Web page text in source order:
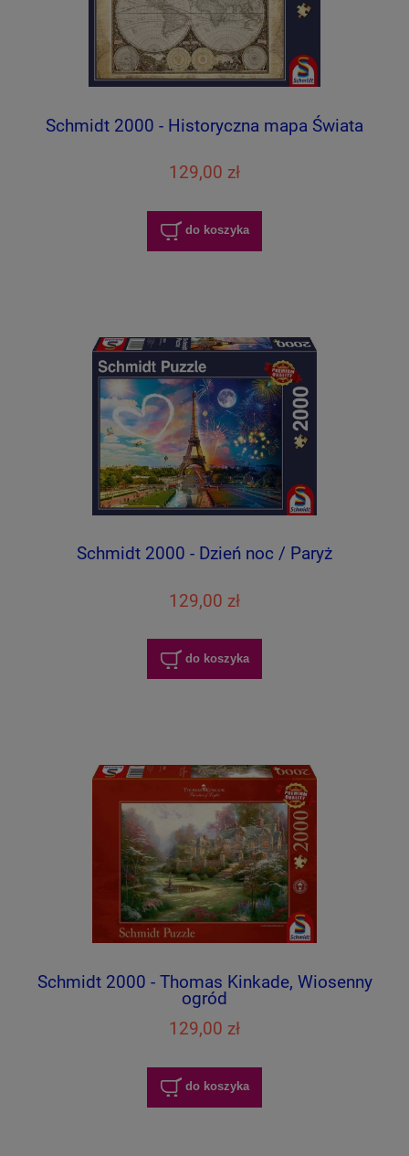
Schmidt 2000 - Historyczna mapa Świata
129,00 zł
do koszyka
Schmidt 2000 - Dzień noc / Paryż
129,00 zł
do koszyka
Schmidt 2000 - Thomas Kinkade, Wiosenny
ogród
129,00 zł
do koszyka